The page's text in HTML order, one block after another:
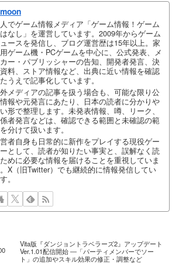
でゲーム情報メディア「ゲーム情報！ゲーム
なし」を運営しています。2009年からゲーム
ースを発信し、ブログ運営歴は15年以上。家
ゲーム機・PCゲームを中心に、公式発表、メ
ー・パブリッシャーの告知、開発者発言、決
料、ストア情報など、出典に近い情報を確認
うえで記事化しています。
メディアの記事を扱う場合も、可能な限り公
報や元発言にあたり、日本の読者に分かりや
形で整理します。未発表情報、噂、リーク、
者発言などは、確認できる範囲と未確認の範
分けて扱います。
者自身も日常的に新作をプレイする現役ゲー
として、読者が知りたい事実と、誤解なく読
めに必要な情報を届けることを重視していま
X（旧Twitter）でも継続的に情報発信してい
。
Vita版『ダンジョントラベラーズ2』アップデート
Ver.1.01配信開始 ―「パーティメンバーでソー
ト」の追加やスキル効果の修正・調整など